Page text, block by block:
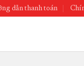
dẫn thanh toán